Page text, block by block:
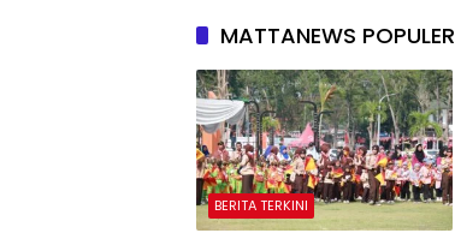
MATTANEWS POPULER
BERITA TERKINI